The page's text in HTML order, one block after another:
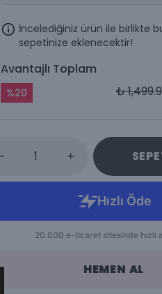
İncelediğiniz ürün ile birlikte
sepetinize eklenecektir!
Avantajlı Toplam
%20 ₺
HEMEN AL